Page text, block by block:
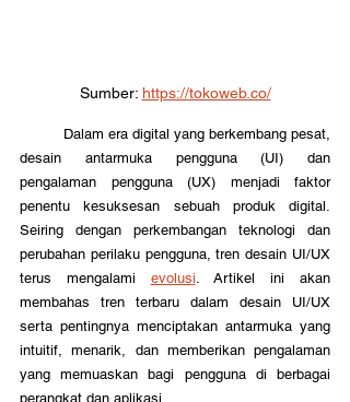
Sumber: https://tokoweb.co/
desain antarmuka pengguna (UI) dan
pengalaman pengguna (UX) menjadi faktor
penentu kesuksesan sebuah produk digital.
Seiring dengan perkembangan teknologi dan
perubahan perilaku pengguna, tren desain UI/UX
terus mengalami evolusi . Artikel ini akan
membahas tren terbaru dalam desain UI/UX
serta pentingnya menciptakan antarmuka yang
intuitif, menarik, dan memberikan pengalaman
yang memuaskan bagi pengguna di berbagai
perangkat dan aplikasi.